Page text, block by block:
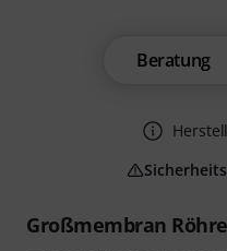
Großmembran
Beratung